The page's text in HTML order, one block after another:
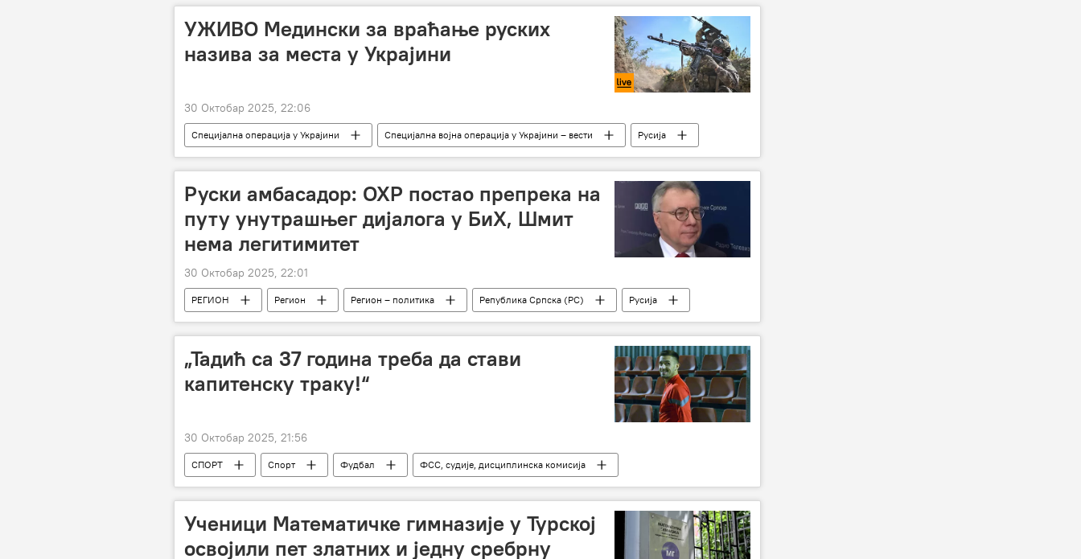
УЖИВО Медински за враћање руских
назива за места у Украјини
30 Октобар 2025, 22:06
Специјална операција у Украјини Специјална војна операција у Украјини – вести
Русија
Русија – политика
Руски амбасадор: ОХР постао препрека на
путу унутрашњег дијалога у БиХ, Шмит
нема легитимитет
30 Октобар 2025, 22:01
РЕГИОН Регион Регион – политика Република Српска (РС)
Русија
Кристијан Шмит
„Тадић са 37 година треба да стави
капитенску траку!“
30 Октобар 2025, 21:56
СПОРТ Спорт Фудбал ФСС, судије, дисциплинска комисија
Ученици Математичке гимназије у Турској
освојили пет златних и једну сребрну